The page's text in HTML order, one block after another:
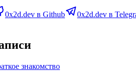
0x2d.dev в Github 0x2d.dev в